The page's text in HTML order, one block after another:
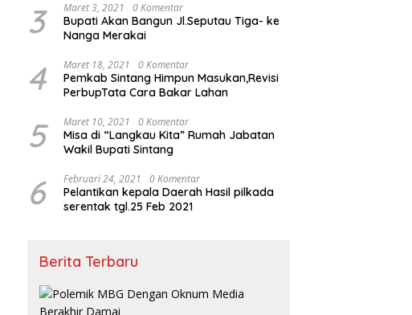
3 Maret 3, 2021 0 Komentar
Bupati Akan Bangun Jl.Seputau Tiga- ke
Nanga Merakai
4 Maret 18, 2021 0 Komentar
Pemkab Sintang Himpun Masukan,Revisi
PerbupTata Cara Bakar Lahan
5 Maret 10, 2021 0 Komentar
Misa di “Langkau Kita” Rumah Jabatan
Wakil Bupati Sintang
6 Februari 24, 2021 0 Komentar
Pelantikan kepala Daerah Hasil pilkada
serentak tgl.25 Feb 2021
Berita Terbaru